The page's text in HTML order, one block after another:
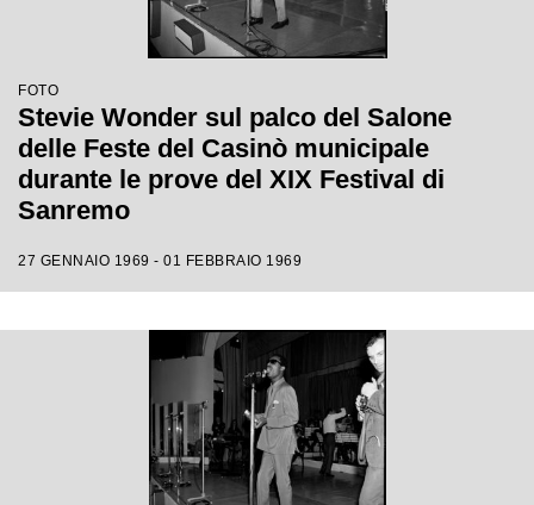
FOTO
Stevie Wonder sul palco del Salone
delle Feste del Casinò municipale
durante le prove del XIX Festival di
Sanremo
27 GENNAIO 1969 - 01 FEBBRAIO 1969